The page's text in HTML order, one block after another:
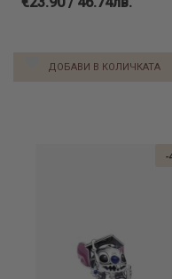
ДОБАВИ В КОЛИЧКАТА
-